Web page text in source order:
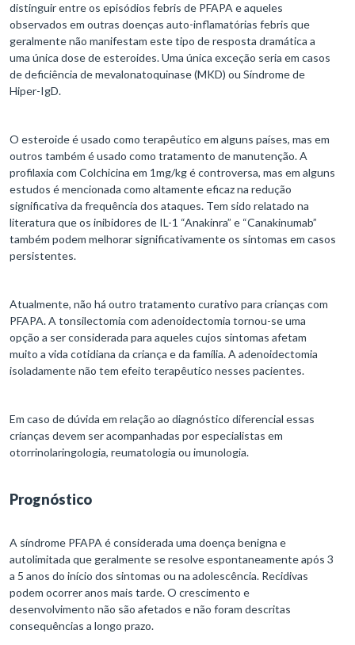
distinguir entre os episódios febris de PFAPA e aqueles
observados em outras doenças auto-inflamatórias febris que
geralmente não manifestam este tipo de resposta dramática a
uma única dose de esteroides. Uma única exceção seria em casos
de deficiência de mevalonatoquinase (MKD) ou Síndrome de
Hiper-IgD.
O esteroide é usado como terapêutico em alguns países, mas em
outros também é usado como tratamento de manutenção. A
profilaxia com Colchicina em 1mg/kg é controversa, mas em alguns
estudos é mencionada como altamente eficaz na redução
significativa da frequência dos ataques. Tem sido relatado na
literatura que os inibidores de IL-1 “Anakinra” e “Canakinumab”
também podem melhorar significativamente os sintomas em casos
persistentes.
Atualmente, não há outro tratamento curativo para crianças com
PFAPA. A tonsilectomia com adenoidectomia tornou-se uma
opção a ser considerada para aqueles cujos sintomas afetam
muito a vida cotidiana da criança e da família. A adenoidectomia
isoladamente não tem efeito terapêutico nesses pacientes.
Em caso de dúvida em relação ao diagnóstico diferencial essas
crianças devem ser acompanhadas por especialistas em
otorrinolaringologia, reumatologia ou imunologia.
Prognóstico
A síndrome PFAPA é considerada uma doença benigna e
autolimitada que geralmente se resolve espontaneamente após 3
a 5 anos do início dos sintomas ou na adolescência. Recidivas
podem ocorrer anos mais tarde. O crescimento e
desenvolvimento não são afetados e não foram descritas
consequências a longo prazo.